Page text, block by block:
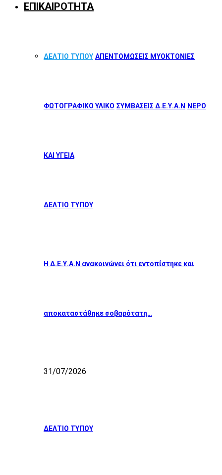
ΕΠΙΚΑΙΡΟΤΗΤΑ
ΔΕΛΤΙΟ ΤΥΠΟΥ ΑΠΕΝΤΟΜΩΣΕΙΣ ΜΥΟΚΤΟΝΙΕΣ
ΦΩΤΟΓΡΑΦΙΚΟ ΥΛΙΚΟ ΣΥΜΒΑΣΕΙΣ Δ.Ε.Υ.Α.Ν ΝΕΡΟ
ΚΑΙ ΥΓΕΙΑ
ΔΕΛΤΙΟ ΤΥΠΟΥ
Η Δ.Ε.Υ.Α.Ν ανακοινώνει ότι εντοπίστηκε και
αποκαταστάθηκε σοβαρότατη…
31/07/2026
ΔΕΛΤΙΟ ΤΥΠΟΥ